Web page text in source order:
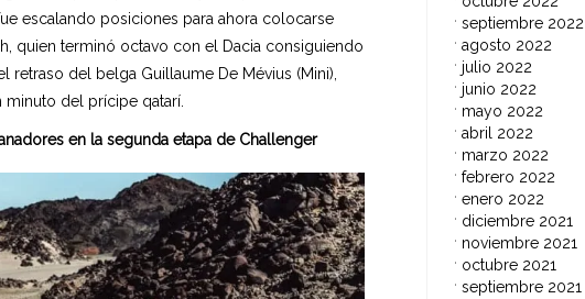
escalando posiciones para ahora colocarse
quien terminó octavo con el Dacia consiguiendo
retraso del belga Guillaume De Mévius (Mini),
minuto del prícipe qatarí.
en la segunda etapa de Challenger
septiembre 2022
agosto 2022
julio 2022
junio 2022
mayo 2022
abril 2022
marzo 2022
febrero 2022
enero 2022
diciembre 2021
noviembre 2021
octubre 2021
septiembre 2021